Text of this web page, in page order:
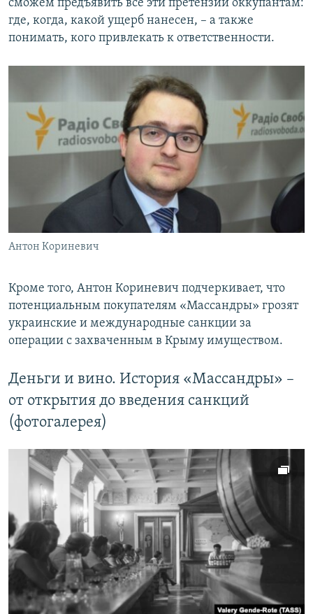
сможем предъявить все эти претензии оккупантам:
где, когда, какой ущерб нанесен, – а также
понимать, кого привлекать к ответственности.
Антон Кориневич
Кроме того, Антон Кориневич подчеркивает, что
потенциальным покупателям «Массандры» грозят
украинские и международные санкции за
операции с захваченным в Крыму имуществом.
Деньги и вино. История «Массандры» –
от открытия до введения санкций
(фотогалерея)